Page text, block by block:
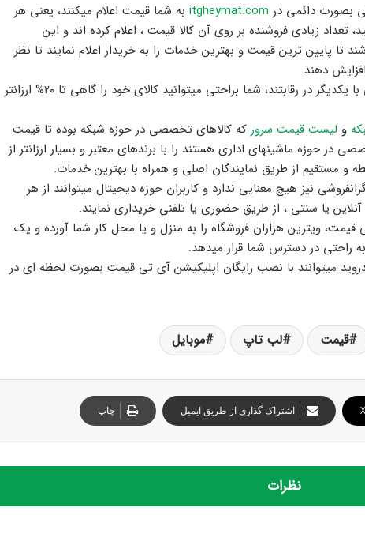
بصورت دائمی در itgheymat.com به شما قیمت اعلام میکنند، یعنی هر
زیادی فروشنده بر روی آن کالا قیمت ، اعلام کرده اند و این
تا پایین ترین قیمت و بهترین خدمات را به خریدار اعلام نمایند تا نظر
دهند.
در این شرایط که فروشندگان بصورت دائمی با یکدیگر در رقابتند، شما براحتی میتوانید کالای خود را گاهی تا ۲۰% ارزانتر
و لیست قیمت سرور که کالاهای تخصصی در حوزه شبکه بوده تا قیمت
در حوزه ماشینهای اداری هستند را با برندهای معتبر و بسیار ارزانتر از
و مستقیم از طریق نمایندگان اصلی و همراه با بهترین خدمات.
نیز هیچ معنایی ندارد و کاربران حوزه دیجیتال میتوانند از هر
یا سنتی ، از طریق حضوری یا تلفنی خریداری نمایند.
ویترین هزاران فروشگاه را به منزل و یا محل کار شما آورده و یک
به راحتی در دسترس شما قرار میدهد.
میتوانند با نصب رایگان اپلیکیشن آی تی قیمت بصورت لحظه ای در
قیمت لب تاپ موبایل
X اشتراک گذاری از طریق ایمیل چاپ
نظرات